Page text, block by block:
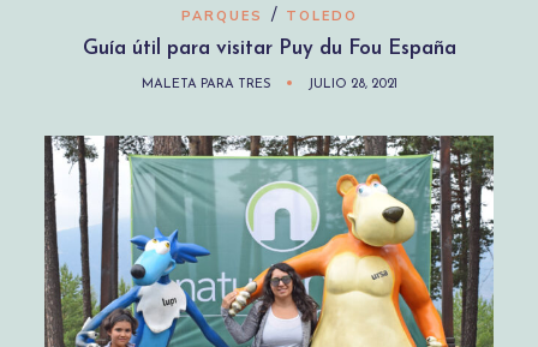
PARQUES / TOLEDO
Guía útil para visitar Puy du Fou España
MALETA PARA TRES JULIO 28, 2021